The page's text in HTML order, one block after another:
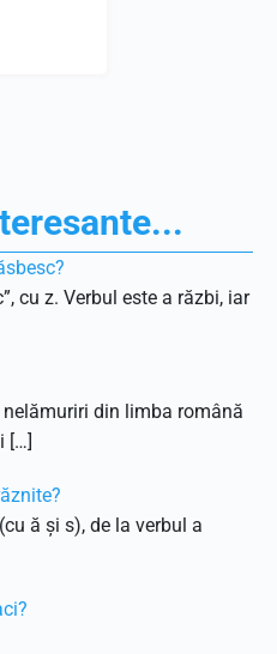
cu z. Verbul este a răzbi, iar
din limba română
[…]
ă și s), de la verbul a